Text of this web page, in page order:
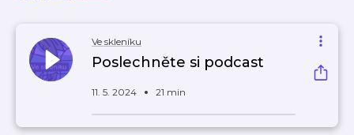
Ve skleníku
Poslechněte si podcast
11. 5. 2024 21 min